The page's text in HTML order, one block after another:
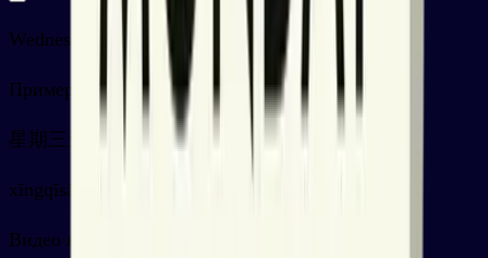
Wednesday
Примеры
星期三天气很好
xīngqīsān tiānqì hěn hǎo
Видео карточки